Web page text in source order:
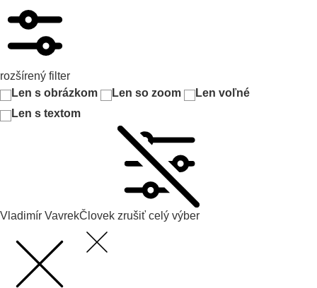
rozšírený filter
Len s obrázkom
Len so zoom
Len voľné
Len s textom
Vladimír VavrekČlovek zrušiť celý výber